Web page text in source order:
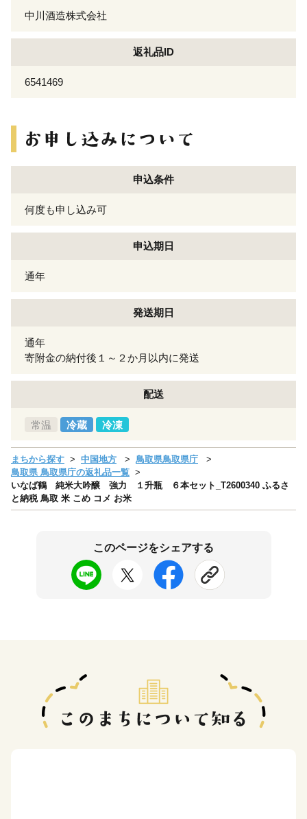
中川酒造株式会社
返礼品ID
6541469
申込条件
何度も申し込み可
申込期日
通年
発送期日
通年
寄附金の納付後１～２か月以内に発送
配送
常温 冷蔵 冷凍
まちから探す 中国地方
鳥取県鳥取県庁
鳥取県 鳥取県庁の返礼品一覧
いなば鶴 純米大吟醸 強力 １升瓶 ６本セット_T2600340 ふるさ
と納税 鳥取 米 こめ コメ お米
このページをシェアする